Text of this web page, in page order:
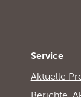
Service
Aktuelle